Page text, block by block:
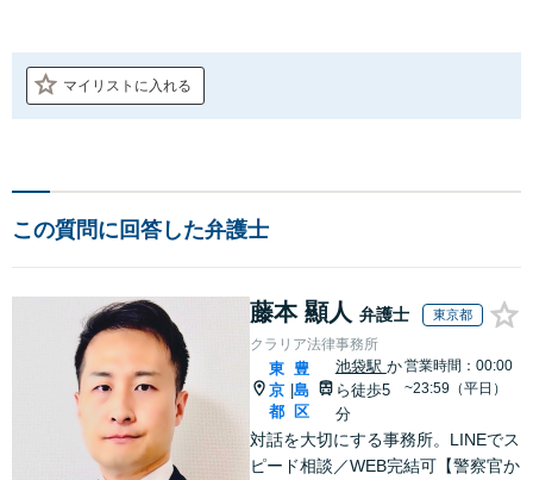
マイリストに入れる
この質問に回答した弁護士
藤本 顯人 弁護士 東京都
クラリア法律事務所
東
京
都
|
豊
島
区
池袋駅 か
ら徒歩5
分
営業時間：00:00
~23:59（平日）
対話を大切にする事務所。LINEでス
ピード相談／WEB完結可【警察官か